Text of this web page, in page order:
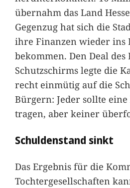
übernahm das Land
Gegenzug hat sich die
ihre Finanzen wieder ins
bekommen. Den Deal
Schutzschirms legte die
recht einmütig auf die
Bürgern: Jeder sollte
tragen, aber keiner
Schuldenstand sinkt
Das Ergebnis für die
Tochtergesellschaften